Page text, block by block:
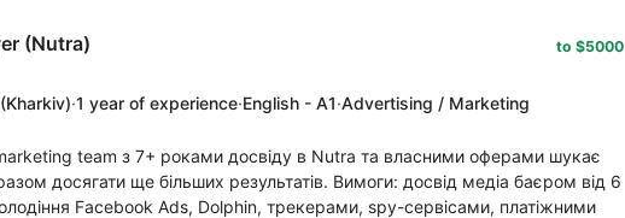
(Nutra) to $5000
(Kharkiv)·1 year of experience·English - A1·Advertising / Marketing
team з 7+ роками досвіду в Nutra та власними оферами шукає
досягати ще більших результатів. Вимоги: досвід медіа баєром від 6
Facebook Ads, Dolphin, трекерами, spy-сервісами, платіжними